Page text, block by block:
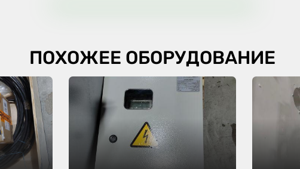
ПОХОЖЕЕ ОБОРУДОВАНИЕ